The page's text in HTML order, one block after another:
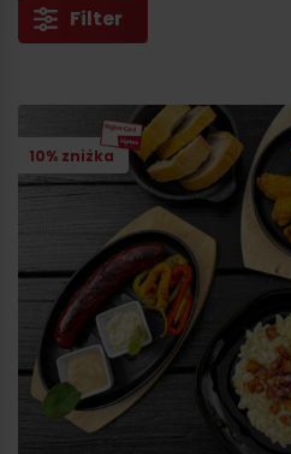
Filter
10% zniżka